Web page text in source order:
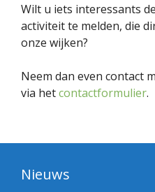
Wilt u iets interessants
activiteit te melden, die
onze wijken?
Neem dan even contact
via hetcontactformulier.
Nieuws